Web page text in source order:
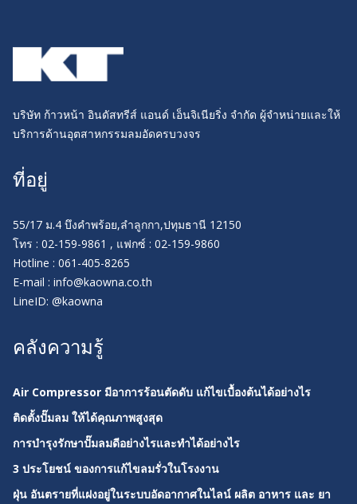
บริษัท ก้าวหน้า อินดัสทรีส์ แอนด์ เอ็นจิเนียริ่ง จำกัด ผู้จำหน่ายและให้
บริการด้านอุตสาหกรรมลมอัดครบวงจร
ที่อยู่
55/17 ม.4 บึงคำพร้อย,ลำลูกกา,ปทุมธานี 12150
โทร : 02-159-9861 , แฟกซ์ : 02-159-9860
Hotline : 061-405-8265
E-mail : info@kaowna.co.th
LineID: @kaowna
คลังความรู้
Air Compressor มีอาการร้อนตัดดับ แก้ไขเบื้องต้นได้อย่างไร
ติดตั้งปั๊มลม ให้ได้คุณภาพสูงสุด
การบำรุงรักษาปั๊มลมดีอย่างไรและทำได้อย่างไร
3 ประโยชน์ ของการแก้ไขลมรั่วในโรงงาน
ฝุ่น อันตรายที่แฝงอยู่ในระบบอัดอากาศในไลน์ ผลิต อาหาร และ ยา